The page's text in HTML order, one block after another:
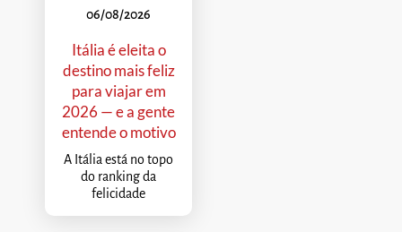
06/08/2026
Itália é eleita o
destino mais feliz
para viajar em
2026 — e a gente
entende o motivo
A Itália está no topo
do ranking da
felicidade